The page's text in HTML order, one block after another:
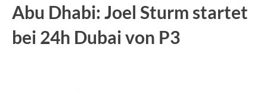
Abu Dhabi: Joel Sturm startet
bei 24h Dubai von P3